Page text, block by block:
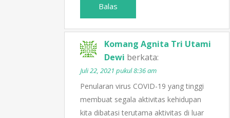
Balas
Komang Agnita Tri Utami
Dewi berkata:
Juli 22, 2021 pukul 8:36 am
Penularan virus COVID-19 yang tinggi
membuat segala aktivitas kehidupan
kita dibatasi terutama aktivitas di luar